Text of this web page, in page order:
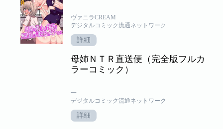
ヴァニラCREAM
デジタルコミック流通ネットワーク
詳細
母姉ＮＴＲ直送便（完全版フルカ
ラーコミック）
一
デジタルコミック流通ネットワーク
詳細